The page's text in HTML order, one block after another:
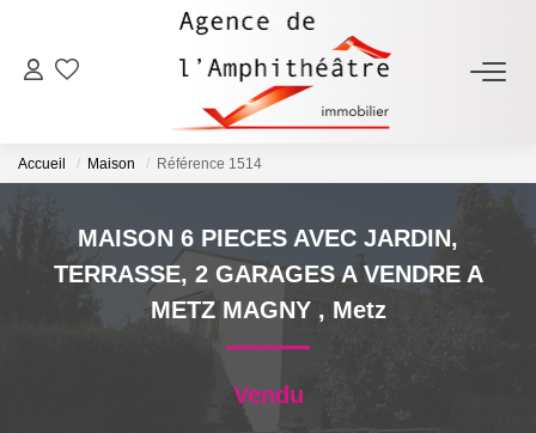
ACHETER
ESTIMER
NOTRE AGENCE
Accueil Maison Référence 1514
MAISON 6 PIECES AVEC JARDIN,
TERRASSE, 2 GARAGES A VENDRE A
METZ MAGNY , Metz
Vendu